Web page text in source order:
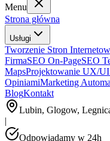
Menu
Strona główna
Usługi
Tworzenie Stron
FirmaSEO On-PageSEO
MapsProjektowanie UX/UI
OpiniamiMarketing
BlogKontakt
Lubin, Glogow,
|
Odpowiadamy w 24h